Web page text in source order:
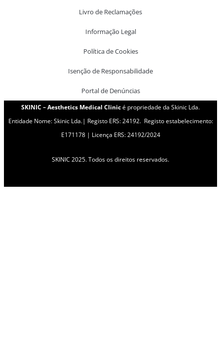
Livro de Reclamações
Informação Legal
Política de Cookies
Isenção de Responsabilidade
Portal de Denúncias
SKINIC – Aesthetics Medical Clinicé propriedade da Skinic Lda.
Entidade Nome: Skinic Lda.| Registo ERS: 24192. Registo estabelecimento:
E171178 | Licença ERS: 24192/2024
SKINIC 2025. Todos os direitos reservados.